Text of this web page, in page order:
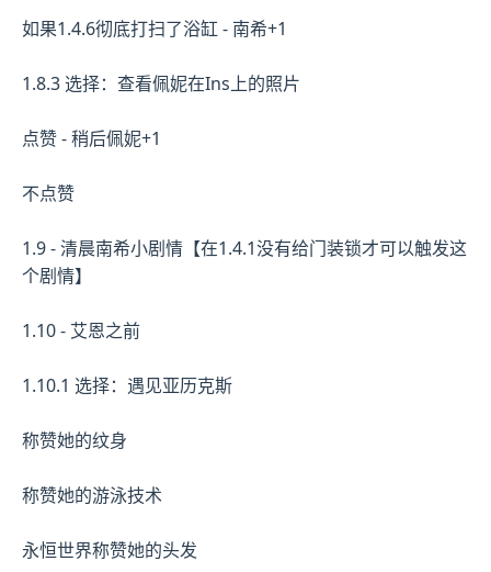
如果1.4.6彻底打扫了浴缸 - 南希+1
1.8.3 选择：查看佩妮在Ins上的照片
点赞 - 稍后佩妮+1
不点赞
1.9 - 清晨南希小剧情【在1.4.1没有给门装锁才可以触发这
个剧情】
1.10 - 艾恩之前
1.10.1 选择：遇见亚历克斯
称赞她的纹身
称赞她的游泳技术
永恒世界称赞她的头发